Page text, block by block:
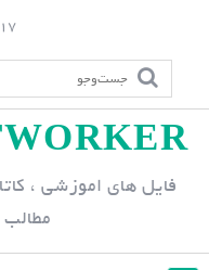
p
n
17 مرداد, 1405
فایل های اموزشی ،